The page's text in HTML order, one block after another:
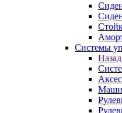
Системы
Назад